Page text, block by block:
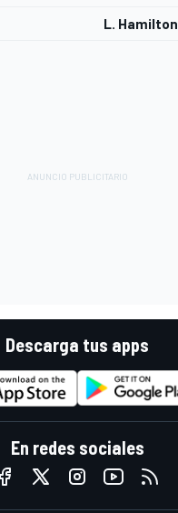
L. Hamilton
Descarga tus apps
En redes sociales